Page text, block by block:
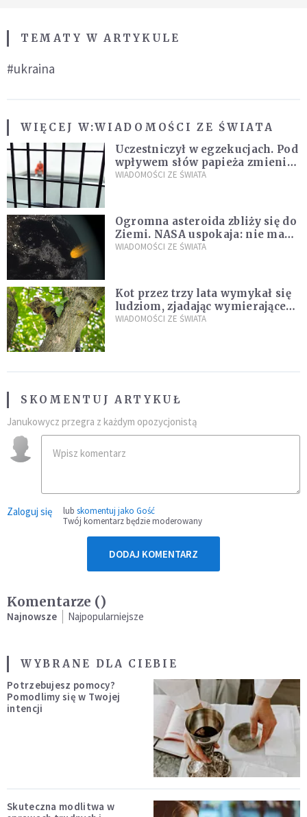
TEMATY W ARTYKULE
#ukraina
WIĘCEJ W:WIADOMOŚCI ZE ŚWIATA
Uczestniczył w egzekucjach. Pod
wpływem słów papieża zmienił
zdanie
WIADOMOŚCI ZE ŚWIATA
Ogromna asteroida zbliży się do
Ziemi. NASA uspokaja: nie ma
zagrożenia
WIADOMOŚCI ZE ŚWIATA
Kot przez trzy lata wymykał się
ludziom, zjadając wymierające
kaczki. W końcu popełnił
WIADOMOŚCI ZE ŚWIATA
SKOMENTUJ ARTYKUŁ
Janukowycz przegra z każdym opozycjonistą
Zaloguj się lub skomentuj jako Gość
Twój komentarz będzie moderowany
DODAJ KOMENTARZ
Komentarze ()
Najnowsze Najpopularniejsze
WYBRANE DLA CIEBIE
Potrzebujesz pomocy?
Pomodlimy się w Twojej
intencji
Skuteczna modlitwa w